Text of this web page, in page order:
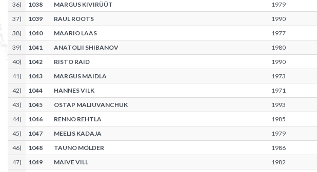
36) 1038 MARGUS KIVIRÜÜT 1979
37) 1039 RAUL ROOTS 1990
38) 1040 MAARIO LAAS 1977
39) 1041 ANATOLII SHIBANOV 1980
40) 1042 RISTO RAID 1990
41) 1043 MARGUS MAIDLA 1973
42) 1044 HANNES VILK 1971
43) 1045 OSTAP MALIUVANCHUK 1993
44) 1046 RENNO REHTLA 1985
45) 1047 MEELIS KADAJA 1979
46) 1048 TAUNO MÖLDER 1986
47) 1049 MAIVE VILL 1982